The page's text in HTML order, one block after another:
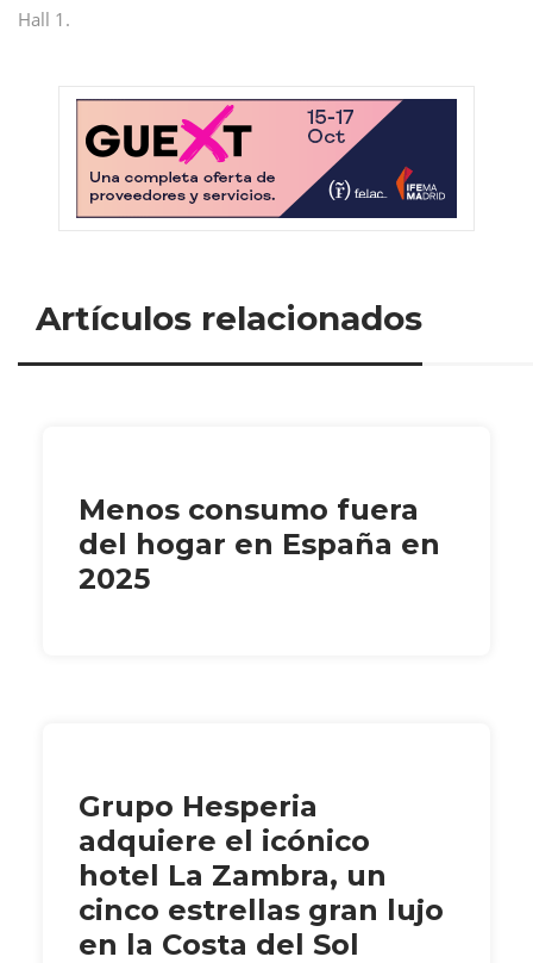
Hall 1.
Artículos relacionados
Menos consumo fuera
del hogar en España en
2025
Grupo Hesperia
adquiere el icónico
hotel La Zambra, un
cinco estrellas gran lujo
en la Costa del Sol